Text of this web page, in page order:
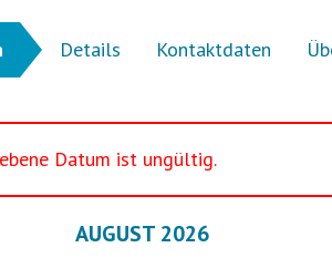
Details Kontaktdaten
Datum ist ungültig.
AUGUST 2026